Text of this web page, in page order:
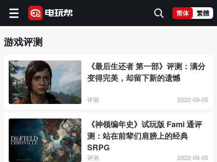
简体 繁體
游戏评测
《最后生还者 第一部》评测：满分
变得完美，却留下新的遗憾
评测 2022-09-05
《神领编年史》试玩版 Fami 通评
测：站在前辈们肩膀上的经典
SRPG
评测 2022-09-05